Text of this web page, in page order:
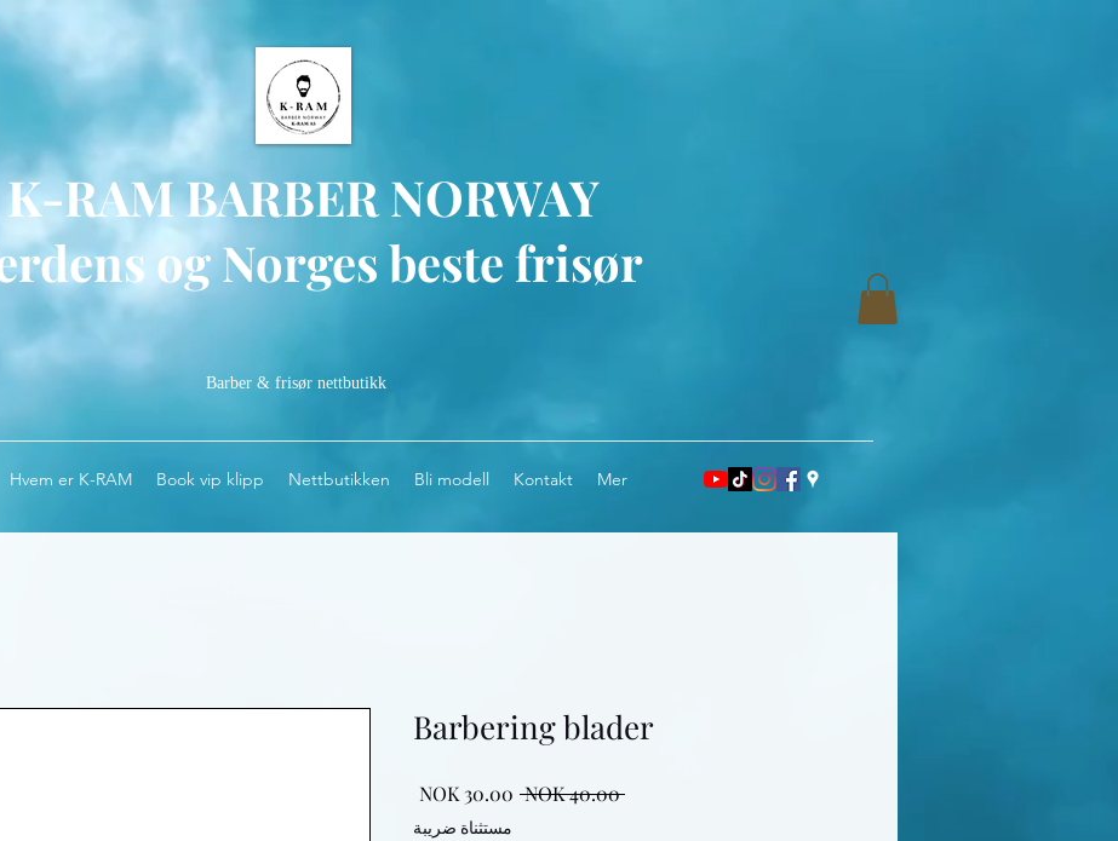
K-RAM BARBER NORWAY
og Norges beste frisør
Barber & frisør nettbutikk
Hvem er K-RAM Book vip klipp Nettbutikken Bli modell Kontakt Mer
Barbering blader
‏40.00 NOK
سعر
عادي
سعر
مستثناة ضريبة